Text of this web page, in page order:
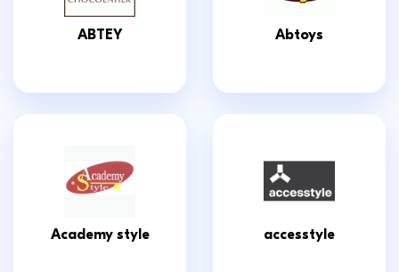
ABTEY Abtoys
Academy style accesstyle